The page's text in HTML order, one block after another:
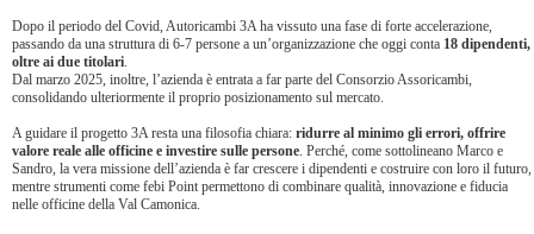
Dopo il periodo del Covid, Autoricambi 3A ha vissuto una fase di forte accelerazione,
passando da una struttura di 6-7 persone a un’organizzazione che oggi conta 18 dipendenti,
oltre ai due titolari.
Dal marzo 2025, inoltre, l’azienda è entrata a far parte del Consorzio Assoricambi,
consolidando ulteriormente il proprio posizionamento sul mercato.
A guidare il progetto 3A resta una filosofia chiara: ridurre al minimo gli errori, offrire
valore reale alle officine e investire sulle persone. Perché, come sottolineano Marco e
Sandro, la vera missione dell’azienda è far crescere i dipendenti e costruire con loro il futuro,
mentre strumenti come febi Point permettono di combinare qualità, innovazione e fiducia
nelle officine della Val Camonica.